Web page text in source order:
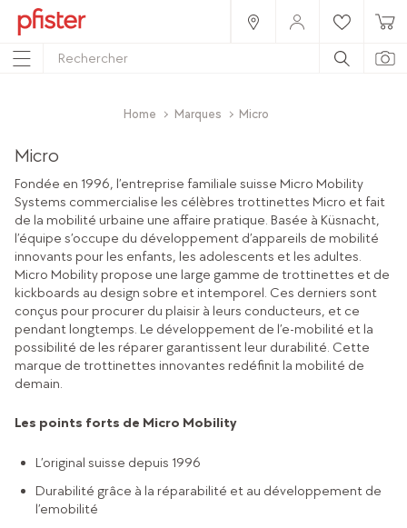
Home Marques Micro
Micro
Fondée en 1996, l’entreprise familiale suisse Micro Mobility
Systems commercialise les célèbres trottinettes Micro et fait
de la mobilité urbaine une affaire pratique. Basée à Küsnacht,
l’équipe s’occupe du développement d’appareils de mobilité
innovants pour les enfants, les adolescents et les adultes.
Micro Mobility propose une large gamme de trottinettes et de
kickboards au design sobre et intemporel. Ces derniers sont
conçus pour procurer du plaisir à leurs conducteurs, et ce
pendant longtemps. Le développement de l’e-mobilité et la
possibilité de les réparer garantissent leur durabilité. Cette
marque de trottinettes innovantes redéfinit la mobilité de
demain.
Les points forts de Micro Mobility
L’original suisse depuis 1996
Durabilité grâce à la réparabilité et au développement de
l’emobilité